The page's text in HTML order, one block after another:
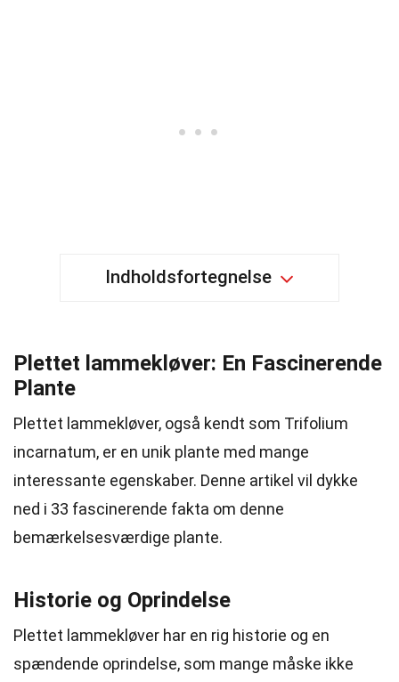
Indholdsfortegnelse
Plettet lammekløver: En Fascinerende
Plante
Plettet lammekløver, også kendt som Trifolium
incarnatum, er en unik plante med mange
interessante egenskaber. Denne artikel vil dykke
ned i 33 fascinerende fakta om denne
bemærkelsesværdige plante.
Historie og Oprindelse
Plettet lammekløver har en rig historie og en
spændende oprindelse, som mange måske ikke